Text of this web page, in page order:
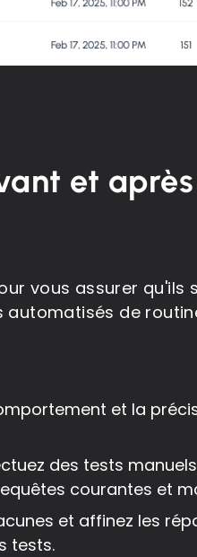
et
vous assurer qu'ils
automatisés de
et la
des tests
courantes et
et affinez les
tests.